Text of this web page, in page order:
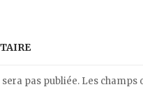
pas publiée. Les champs